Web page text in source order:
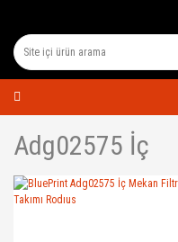
Adg02575 İç